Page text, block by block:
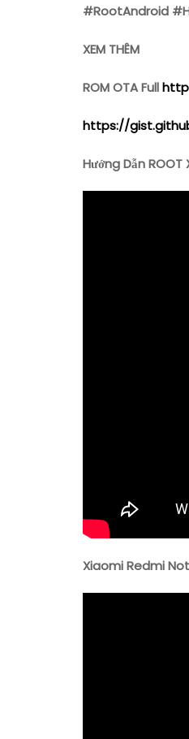
#RootAndroid
XEM THÊM
ROM OTA Full
https://
Hướng Dẫn
Xiaomi Redmi